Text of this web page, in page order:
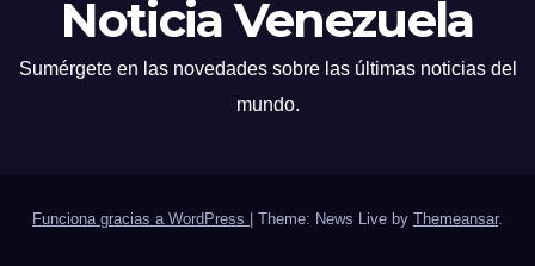
Noticia Venezuela
Sumérgete en las novedades sobre las últimas noticias del
mundo.
Funciona gracias a WordPress Theme: News Live by Themeansar.